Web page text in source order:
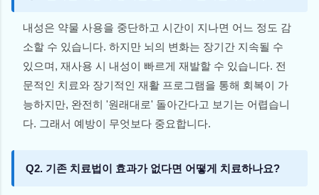
내성은 약물 사용을 중단하고 시간이 지나면 어느 정도 감
소할 수 있습니다. 하지만 뇌의 변화는 장기간 지속될 수
있으며, 재사용 시 내성이 빠르게 재발할 수 있습니다. 전
문적인 치료와 장기적인 재활 프로그램을 통해 회복이 가
능하지만, 완전히 '원래대로' 돌아간다고 보기는 어렵습니
다. 그래서 예방이 무엇보다 중요합니다.
Q2. 기존 치료법이 효과가 없다면 어떻게 치료하나요?